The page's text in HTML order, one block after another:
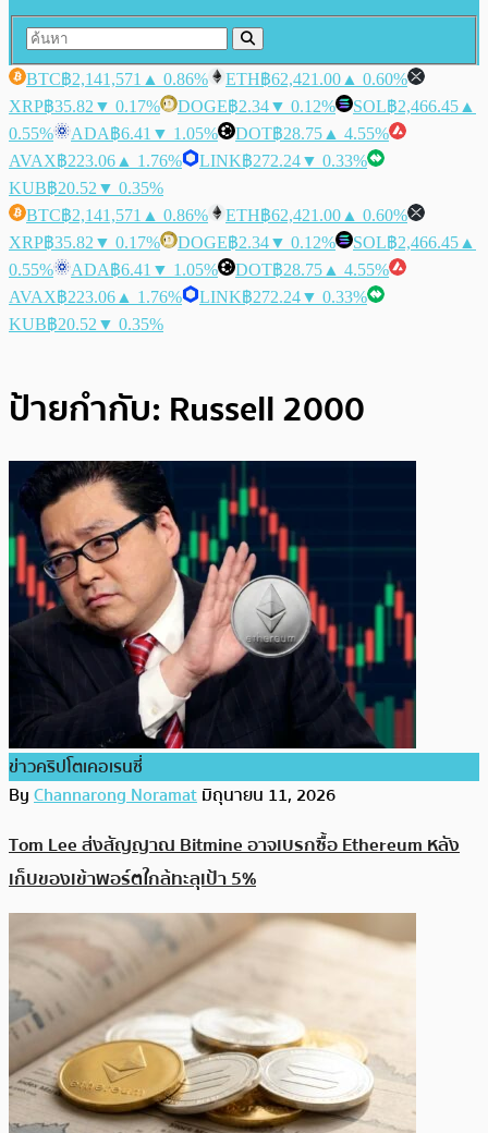
BTC฿2,141,571 ▲ 0.86% ETH฿62,421.00 ▲ 0.60%
XRP฿35.82 ▼ 0.17% DOGE฿2.34▼ 0.12% SOL฿2,466.45 ▲
0.55%
ADA฿6.41 ▼ 1.05% DOT฿28.75 ▲ 4.55%
AVAX฿223.06 ▲ 1.76% LINK฿272.24▼ 0.33%
KUB฿20.52 ▼ 0.35%
BTC฿2,141,571 ▲ 0.86% ETH฿62,421.00 ▲ 0.60%
XRP฿35.82 ▼ 0.17% DOGE฿2.34▼ 0.12% SOL฿2,466.45 ▲
0.55%
ADA฿6.41 ▼ 1.05% DOT฿28.75 ▲ 4.55%
AVAX฿223.06 ▲ 1.76% LINK฿272.24▼ 0.33%
KUB฿20.52 ▼ 0.35%
ป้ายกำกับ: Russell 2000
ข่าวคริปโตเคอเรนซี่
ByChannarong Noramatมิถุนายน 11, 2026
Tom Lee ส่งสัญญาณ Bitmine อาจเบรกซื้อ Ethereum หลัง
เก็บของเข้าพอร์ตใกล้ทะลุเป้า 5%